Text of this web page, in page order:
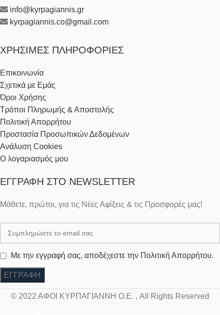
info@kyrpagiannis.gr
kyrpagiannis.co@gmail.com
ΧΡΉΣΙΜΕΣ ΠΛΗΡΟΦΟΡΊΕΣ
Επικοινωνία
Σχετικά με Εμάς
Όροι Χρήσης
Τρόποι Πληρωμής & Αποστολής
Πολιτική Απορρήτου
Προστασία Προσωπικών Δεδομένων
Ανάλυση Cookies
Ο λογαριασμός μου
ΕΓΓΡΑΦΉ ΣΤΟ NEWSLETTER
Μάθετε, πρώτοι, για τις Νέες Αφίξεις & τις Προσφορές μας!
Με την εγγραφή σας, αποδέχεστε την Πολιτική Απορρήτου.
© 2022 ΑΦΟΙ ΚΥΡΠΑΓΙΑΝΝΗ Ο.Ε. , All Rights Reserved